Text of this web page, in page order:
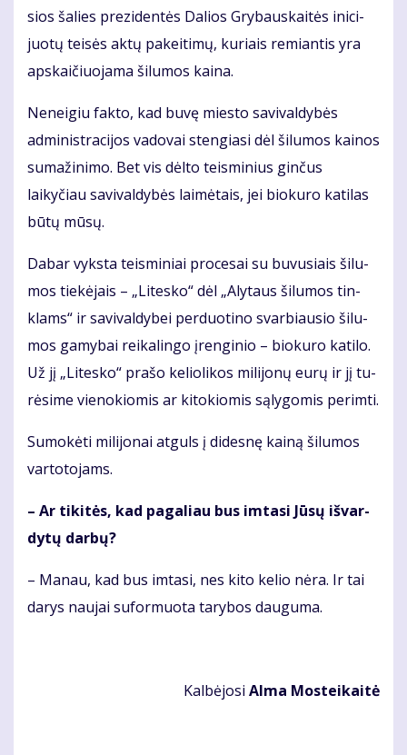
sios ša­lies pre­zi­den­tės Da­lios Gry­baus­kai­tės ini­ci­
juo­tų tei­sės ak­tų pa­kei­ti­mų, ku­riais re­mian­tis yra
ap­skai­čiuo­ja­ma ši­lu­mos kai­na.
Neneigiu fakto, kad buvę miesto savivaldybės
administracijos vadovai stengiasi dėl šilumos kainos
sumažinimo. Bet vis dėlto teisminius ginčus
laikyčiau savi­valdybės laimėtais, jei biokuro katilas
būtų mūsų.
Da­bar vyks­ta teis­mi­niai pro­ce­sai su bu­vu­siais ši­lu­
mos tie­kė­jais – „Li­tes­ko“ dėl „Aly­taus ši­lu­mos tin­
klams“ ir sa­vi­val­dy­bei per­duo­ti­no svar­biau­sio ši­lu­
mos ga­my­bai rei­ka­lin­go įren­gi­nio – bio­ku­ro ka­ti­lo.
Už jį „Li­tes­ko“ pra­šo ke­lio­li­kos mi­li­jo­nų eu­rų ir jį tu­
rė­si­me vie­no­kio­mis ar ki­to­kio­mis są­ly­go­mis per­im­ti.
Su­mo­kė­ti mi­li­jo­nai at­guls į di­des­nę kai­ną ši­lu­mos
var­to­to­jams.
– Ar ti­ki­tės, kad pa­ga­liau bus im­ta­si Jū­sų iš­var­
dy­tų dar­bų?
– Ma­nau, kad bus im­ta­si, nes ki­to ke­lio nė­ra. Ir tai
da­rys nau­jai su­for­muo­ta ta­ry­bos dau­gu­ma.
Kal­bė­jo­si Al­ma Mos­tei­kai­tė